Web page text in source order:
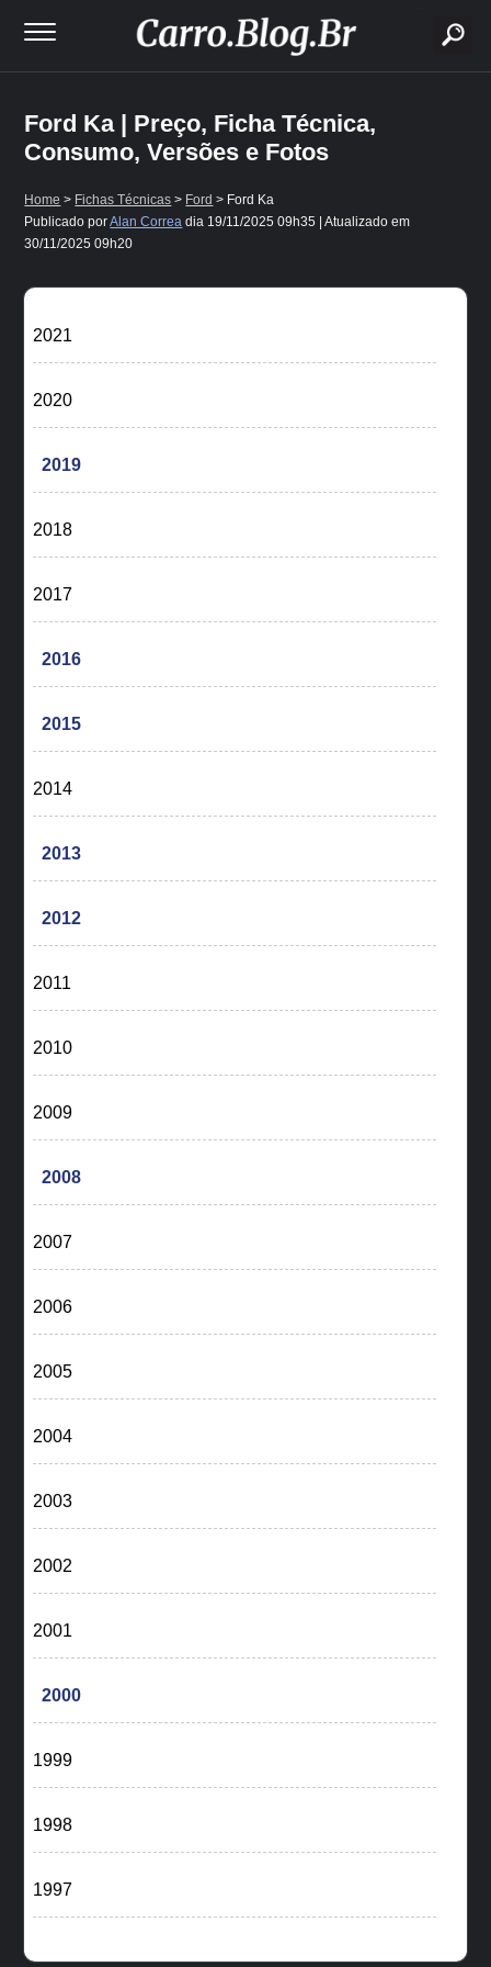
Ford Ka | Preço, Ficha Técnica,
Consumo, Versões e Fotos
Home > Fichas Técnicas > Ford > Ford Ka
Publicado porAlan Correa dia 19/11/2025 09h35
| Atualizado em
30/11/2025 09h20
2021
2020
2019
2018
2017
2016
2015
2014
2013
2012
2011
2010
2009
2008
2007
2006
2005
2004
2003
2002
2001
2000
1999
1998
1997